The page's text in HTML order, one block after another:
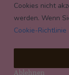
Cookies nicht
werden. Wenn
Cookie-Richtlinie
Ablehnen
©